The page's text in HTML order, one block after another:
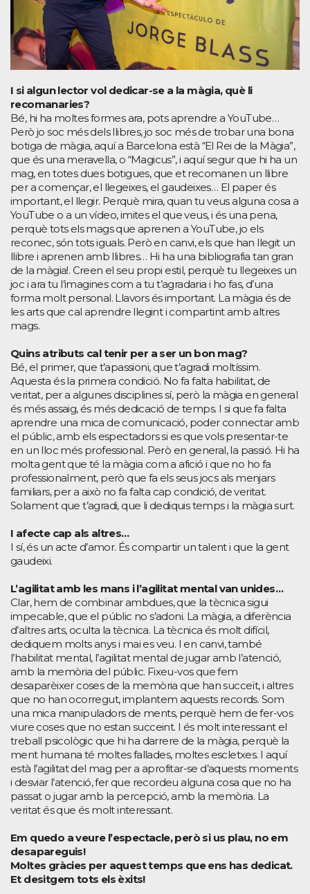
I si algun lector vol dedicar-se a la màgia, què li
recomanaries?
Bé, hi ha moltes formes ara, pots aprendre a YouTube…
Però jo soc més dels llibres, jo soc més de trobar una bona
botiga de màgia, aquí a Barcelona està “El Rei de la Màgia”,
que és una meravella, o “Magicus”, i aquí segur que hi ha un
mag, en totes dues botigues, que et recomanen un llibre
per a començar, el llegeixes, el gaudeixes… El paper és
important, el llegir. Perquè mira, quan tu veus alguna cosa a
YouTube o a un vídeo, imites el que veus, i és una pena,
perquè tots els mags que aprenen a YouTube, jo els
reconec, són tots iguals. Però en canvi, els que han llegit un
llibre i aprenen amb llibres… Hi ha una bibliografia tan gran
de la màgia!. Creen el seu propi estil, perquè tu llegeixes un
joc i ara tu l’imagines com a tu t’agradaria i ho fas, d’una
forma molt personal. Llavors és important. La màgia és de
les arts que cal aprendre llegint i compartint amb altres
mags.
Quins atributs cal tenir per a ser un bon mag?
Bé, el primer, que t’apassioni, que t’agradi moltíssim.
Aquesta és la primera condició. No fa falta habilitat, de
veritat, per a algunes disciplines sí, però la màgia en general
és més assaig, és més dedicació de temps. I si que fa falta
aprendre una mica de comunicació, poder connectar amb
el públic, amb els espectadors si es que vols presentar-te
en un lloc més professional. Però en general, la passió. Hi ha
molta gent que té la màgia com a afició i que no ho fa
professionalment, però que fa els seus jocs als menjars
familiars, per a això no fa falta cap condició, de veritat.
Solament que t’agradi, que li dediquis temps i la màgia surt.
I afecte cap als altres…
I sí, és un acte d’amor. És compartir un talent i que la gent
gaudeixi.
L’agilitat amb les mans i l’agilitat mental van unides…
Clar, hem de combinar ambdues, que la tècnica sigui
impecable, que el públic no s’adoni. La màgia, a diferència
d’altres arts, oculta la tècnica. La tècnica és molt difícil,
dediquem molts anys i mai es veu. I en canvi, també
l’habilitat mental, l’agilitat mental de jugar amb l’atenció,
amb la memòria del públic. Fixeu-vos que fem
desaparèixer coses de la memòria que han succeït, i altres
que no han ocorregut, implantem aquests records. Som
una mica manipuladors de ments, perquè hem de fer-vos
viure coses que no estan succeint. I és molt interessant el
treball psicològic que hi ha darrere de la màgia, perquè la
ment humana té moltes fallades, moltes escletxes. I aquí
està l’agilitat del mag per a aprofitar-se d’aquests moments
i desviar l’atenció, fer que recordeu alguna cosa que no ha
passat o jugar amb la percepció, amb la memòria. La
veritat és que és molt interessant.
Em quedo a veure l’espectacle, però si us plau, no em
desapareguis!
Moltes gràcies per aquest temps que ens has dedicat.
Et desitgem tots els èxits!